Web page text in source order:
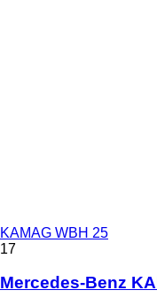
KAMAG WBH 25
17
Mercedes-Benz